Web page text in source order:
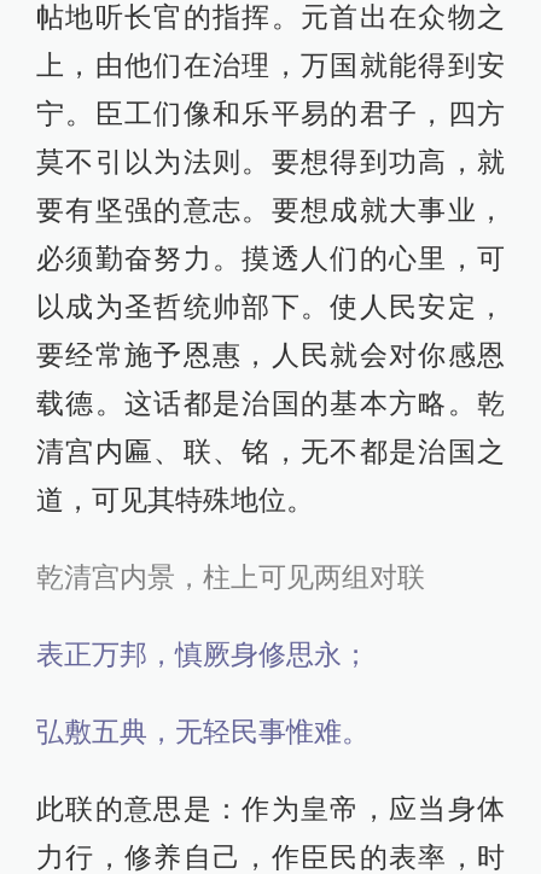
帖地听长官的指挥。元首出在众物之
上，由他们在治理，万国就能得到安
宁。臣工们像和乐平易的君子，四方
莫不引以为法则。要想得到功高，就
要有坚强的意志。要想成就大事业，
必须勤奋努力。摸透人们的心里，可
以成为圣哲统帅部下。使人民安定，
要经常施予恩惠，人民就会对你感恩
载德。这话都是治国的基本方略。乾
清宫内匾、联、铭，无不都是治国之
道，可见其特殊地位。
乾清宫内景，柱上可见两组对联
表正万邦，慎厥身修思永；
弘敷五典，无轻民事惟难。
此联的意思是：作为皇帝，应当身体
力行，修养自己，作臣民的表率，时